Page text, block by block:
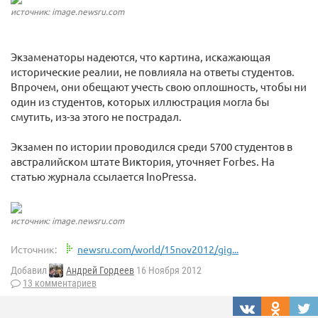
источник: image.newsru.com
Экзаменаторы надеются, что картина, искажающая
исторические реалии, не повлияла на ответы студентов.
Впрочем, они обещают учесть свою оплошность, чтобы ни
один из студентов, которых иллюстрация могла бы
смутить, из-за этого не пострадал.
Экзамен по истории проводился среди 5700 студентов в
австралийском штате Виктория, уточняет Forbes. На
статью журнала ссылается InoPressa.
источник: image.newsru.com
Источник: newsru.com/world/15nov2012/gig...
Добавил Андрей Гордеев 16 Ноября 2012
13 комментариев